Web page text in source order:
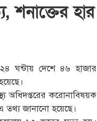
হার
ঘন্টায় দেশে ৪৬ হাজার
অধিদপ্তরের করোনাবিষয়ক
তথ্য জানানো হয়েছে।